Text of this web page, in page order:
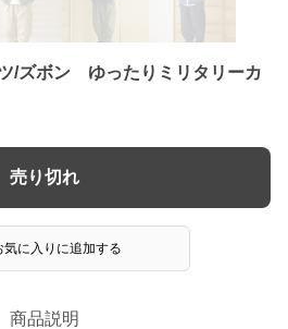
/ズボン ゆったりミリタリーカ
売り切れ
気に入りに追加する
商品説明